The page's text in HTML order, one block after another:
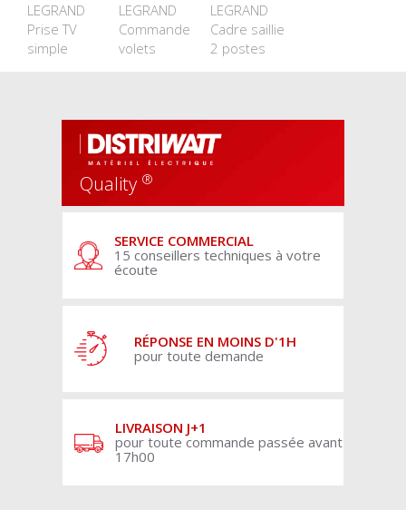
LEGRAND
Prise TV
simple
LEGRAND
Commande
volets
LEGRAND
Cadre saillie
2 postes
Quality ®
SERVICE COMMERCIAL
15 conseillers techniques à votre
écoute
RÉPONSE EN MOINS D'1H
pour toute demande
LIVRAISON J+1
pour toute commande passée avant
17h00